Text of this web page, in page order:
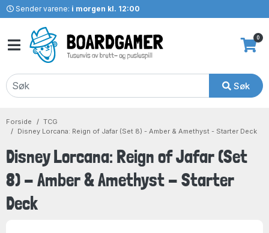
Sender varene: i morgen kl. 12:00
Søk
0
Forside
TCG
Disney Lorcana: Reign of Jafar (Set 8) - Amber & Amethyst - Starter Deck
Disney Lorcana: Reign of Jafar (Set
8) - Amber & Amethyst - Starter
Deck